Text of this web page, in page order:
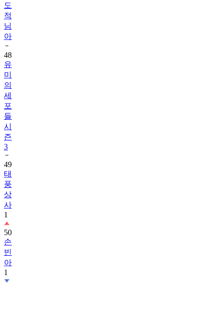
도
적
님
아
48
유
미
의
세
포
들
시
즌
3
49
태
풍
상
사
1
50
손
빈
아
1